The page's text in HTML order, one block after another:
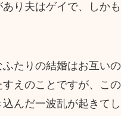
り夫はゲイで、しか
ふたりの結婚はお互い
えのことですが、こ
んだ一波乱が起きて